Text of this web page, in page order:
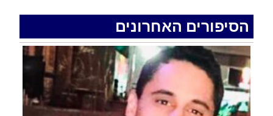
האדמה רועדת- סדרת רעידות אדמה בחצי האי סיני
רעידת אדמה הורגשה באילת
הסיפורים האחרונים